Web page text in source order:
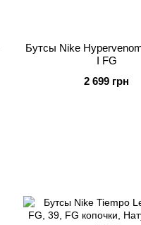
Бутсы Nike
I FG
2 699 грн